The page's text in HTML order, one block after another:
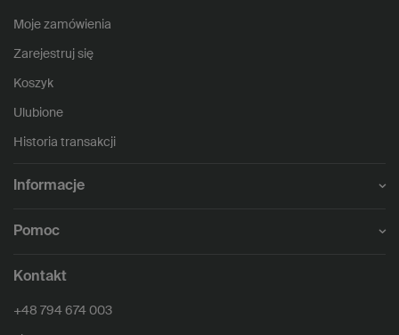
Moje zamówienia
Zarejestruj się
Koszyk
Ulubione
Historia transakcji
Informacje
Pomoc
Kontakt
+48 794 674 003